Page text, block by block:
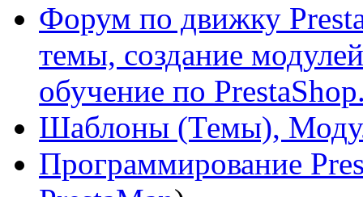
Форум по движку
темы, создание
обучение по
Шаблоны (Темы),
Программирование